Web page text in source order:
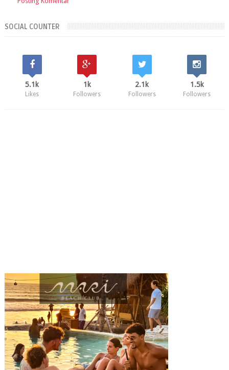
SOCIAL COUNTER
5.1k
Likes
1k
Followers
2.1k
Followers
1.5k
Followers